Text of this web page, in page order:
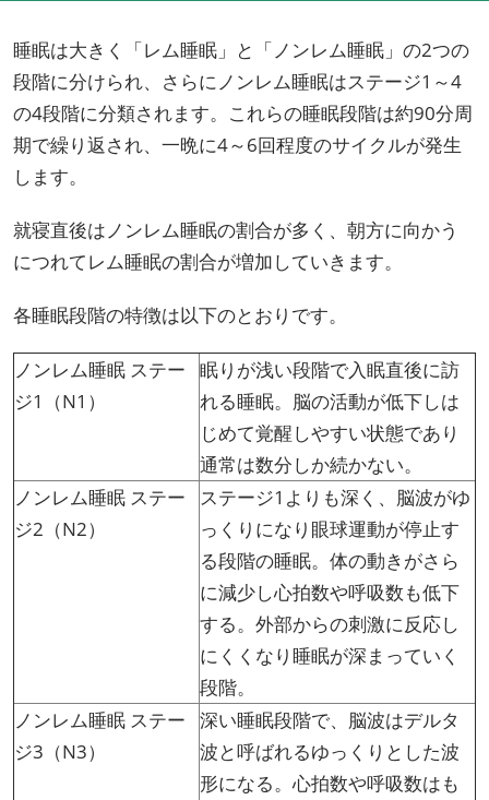
睡眠は大きく「レム睡眠」と「ノンレム睡眠」の2つの
段階に分けられ、さらにノンレム睡眠はステージ1～4
の4段階に分類されます。これらの睡眠段階は約90分周
期で繰り返され、一晩に4～6回程度のサイクルが発生
します。
就寝直後はノンレム睡眠の割合が多く、朝方に向かう
につれてレム睡眠の割合が増加していきます。
各睡眠段階の特徴は以下のとおりです。
ノンレム睡眠 ステー
ジ1（N1）
眠りが浅い段階で入眠直後に訪
れる睡眠。脳の活動が低下しは
じめて覚醒しやすい状態であり
通常は数分しか続かない。
ノンレム睡眠 ステー
ジ2（N2）
ステージ1よりも深く、脳波がゆ
っくりになり眼球運動が停止す
る段階の睡眠。体の動きがさら
に減少し心拍数や呼吸数も低下
する。外部からの刺激に反応し
にくくなり睡眠が深まっていく
段階。
ノンレム睡眠 ステー
ジ3（N3）
深い睡眠段階で、脳波はデルタ
波と呼ばれるゆっくりとした波
形になる。心拍数や呼吸数はも